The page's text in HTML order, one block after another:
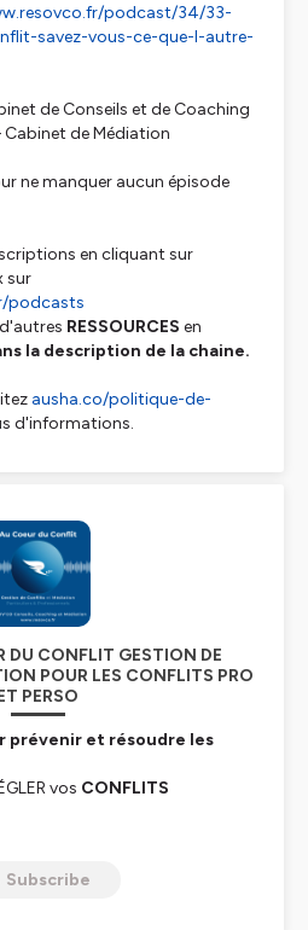
podcast/34/33-
savez-vous-ce-que-l-autre-
de Conseils et de Coaching
de Médiation
ne manquer aucun épisode
en cliquant sur
sur
podcasts
RESSOURCES en
la description de la chaine.
ausha.co/politique-de-
d'informations.
DU CONFLIT GESTION DE
POUR LES CONFLITS PRO
PERSO
prévenir et résoudre les
vos CONFLITS
la résolution et la gestion
Subscribe